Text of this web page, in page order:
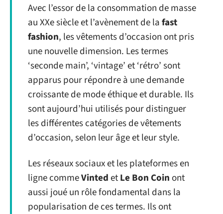
Avec l’essor de la consommation de masse
au XXe siècle et l’avènement de lafast
fashion, les vêtements d’occasion ont pris
une nouvelle dimension. Les termes
‘seconde main’, ‘vintage’ et ‘rétro’ sont
apparus pour répondre à une demande
croissante de mode éthique et durable. Ils
sont aujourd’hui utilisés pour distinguer
les différentes catégories de vêtements
d’occasion, selon leur âge et leur style.
Les réseaux sociaux et les plateformes en
ligne commeVintedetLe Bon Coin ont
aussi joué un rôle fondamental dans la
popularisation de ces termes. Ils ont